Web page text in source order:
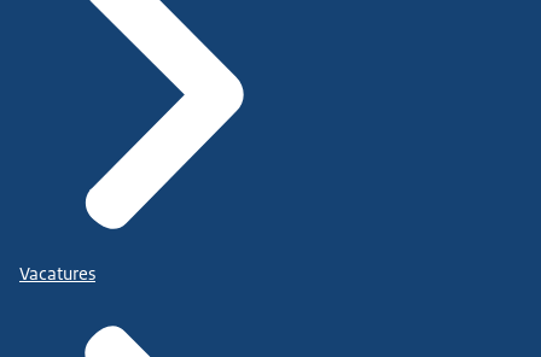
Vacatures